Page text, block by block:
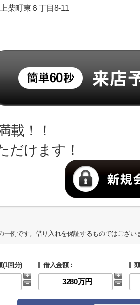
柴町東６丁目8-11
載！！
だけます！
例です。借り入れを保証するものではござい
(1回分) 借入金額：